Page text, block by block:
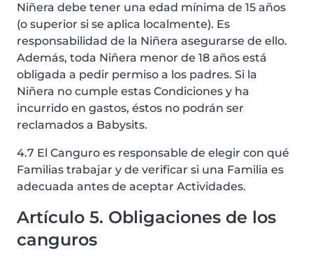
Niñera debe tener una edad mínima de 15 años
(o superior si se aplica localmente). Es
responsabilidad de la Niñera asegurarse de ello.
Además, toda Niñera menor de 18 años está
obligada a pedir permiso a los padres. Si la
Niñera no cumple estas Condiciones y ha
incurrido en gastos, éstos no podrán ser
reclamados a Babysits.
4.7 El Canguro es responsable de elegir con qué
Familias trabajar y de verificar si una Familia es
adecuada antes de aceptar Actividades.
Artículo 5. Obligaciones de los
canguros